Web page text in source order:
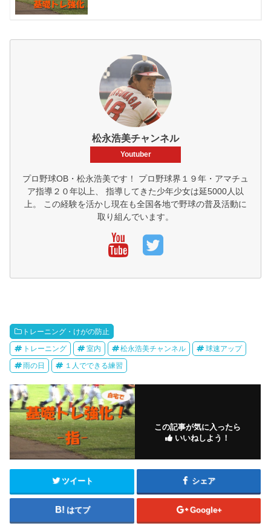
松永浩美チャンネル
Youtuber
プロ野球OB・松永浩美です！ プロ野球界１９年・アマチュ
ア指導２０年以上、 指導してきた少年少女は延5000人以
上。 この経験を活かし現在も全国各地で野球の普及活動に
取り組んでいます。
トレーニング・けがの防止
トレーニング 室内 松永浩美チャンネル 球速アップ
雨の日 １人でできる練習
この記事が気に入ったら
いいねしよう！
ツイート シェア
はてブ Google+